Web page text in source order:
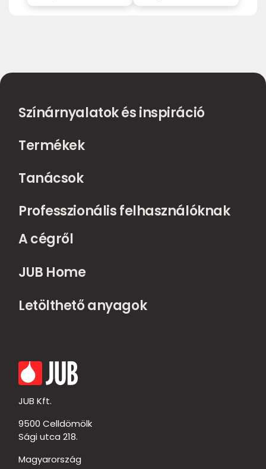
Színárnyalatok és inspiráció
Termékek
Tanácsok
Professzionális felhasználóknak
A cégről
JUB Home
Letölthető anyagok
JUB Kft.
9500 Celldömölk
Sági utca 218.
Magyarország